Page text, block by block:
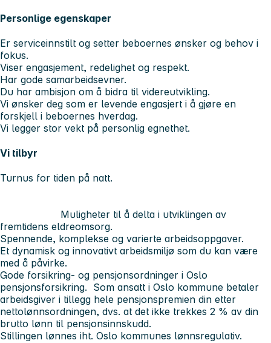
Personlige egenskaper
Er serviceinnstilt og setter beboernes ønsker og behov i
fokus.
Viser engasjement, redelighet og respekt.
Har gode samarbeidsevner.
Du har ambisjon om å bidra til videreutvikling.
Vi ønsker deg som er levende engasjert i å gjøre en
forskjell i beboernes hverdag.
Vi legger stor vekt på personlig egnethet.
Vi tilbyr
Turnus for tiden på natt.
Muligheter til å delta i utviklingen av
fremtidens eldreomsorg.
Spennende, komplekse og varierte arbeidsoppgaver.
Et dynamisk og innovativt arbeidsmiljø som du kan være
med å påvirke.
Gode forsikring- og pensjonsordninger i Oslo
pensjonsforsikring. Som ansatt i Oslo kommune betaler
arbeidsgiver i tillegg hele pensjonspremien din etter
nettolønnsordningen, dvs. at det ikke trekkes 2 % av din
brutto lønn til pensjonsinnskudd.
Stillingen lønnes iht. Oslo kommunes lønnsregulativ.